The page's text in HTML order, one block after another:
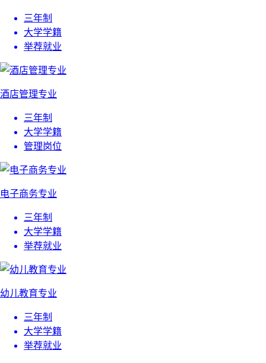
三年制
大学学籍
举荐就业
酒店管理专业
三年制
大学学籍
管理岗位
电子商务专业
三年制
大学学籍
举荐就业
幼儿教育专业
三年制
大学学籍
举荐就业